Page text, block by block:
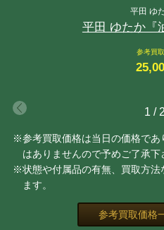
平田 ゆ
平田 ゆたか『
参考買
1 /
※参考買取価格は当日の価格で
はありませんので予めご了承下
※状態や付属品の有無、買取方法
ます。
参考買取価格